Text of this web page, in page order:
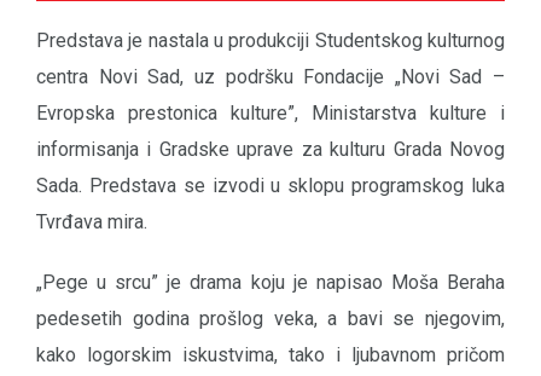
Predstava je nastala u produkciji Studentskog kulturnog
centra Novi Sad, uz podršku Fondacije „Novi Sad –
Evropska prestonica kulture”, Ministarstva kulture i
informisanja i Gradske uprave za kulturu Grada Novog
Sada. Predstava se izvodi u sklopu programskog luka
Tvrđava mira.
„Pege u srcu” je drama koju je napisao Moša Beraha
pedesetih godina prošlog veka, a bavi se njegovim,
kako logorskim iskustvima, tako i ljubavnom pričom